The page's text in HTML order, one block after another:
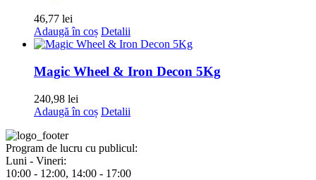
46,77 lei
Adaugă în coș Detalii
Magic Wheel & Iron Decon 5Kg
240,98 lei
Adaugă în coș Detalii
Program de lucru cu publicul:
Luni - Vineri:
10:00 - 12:00, 14:00 - 17:00